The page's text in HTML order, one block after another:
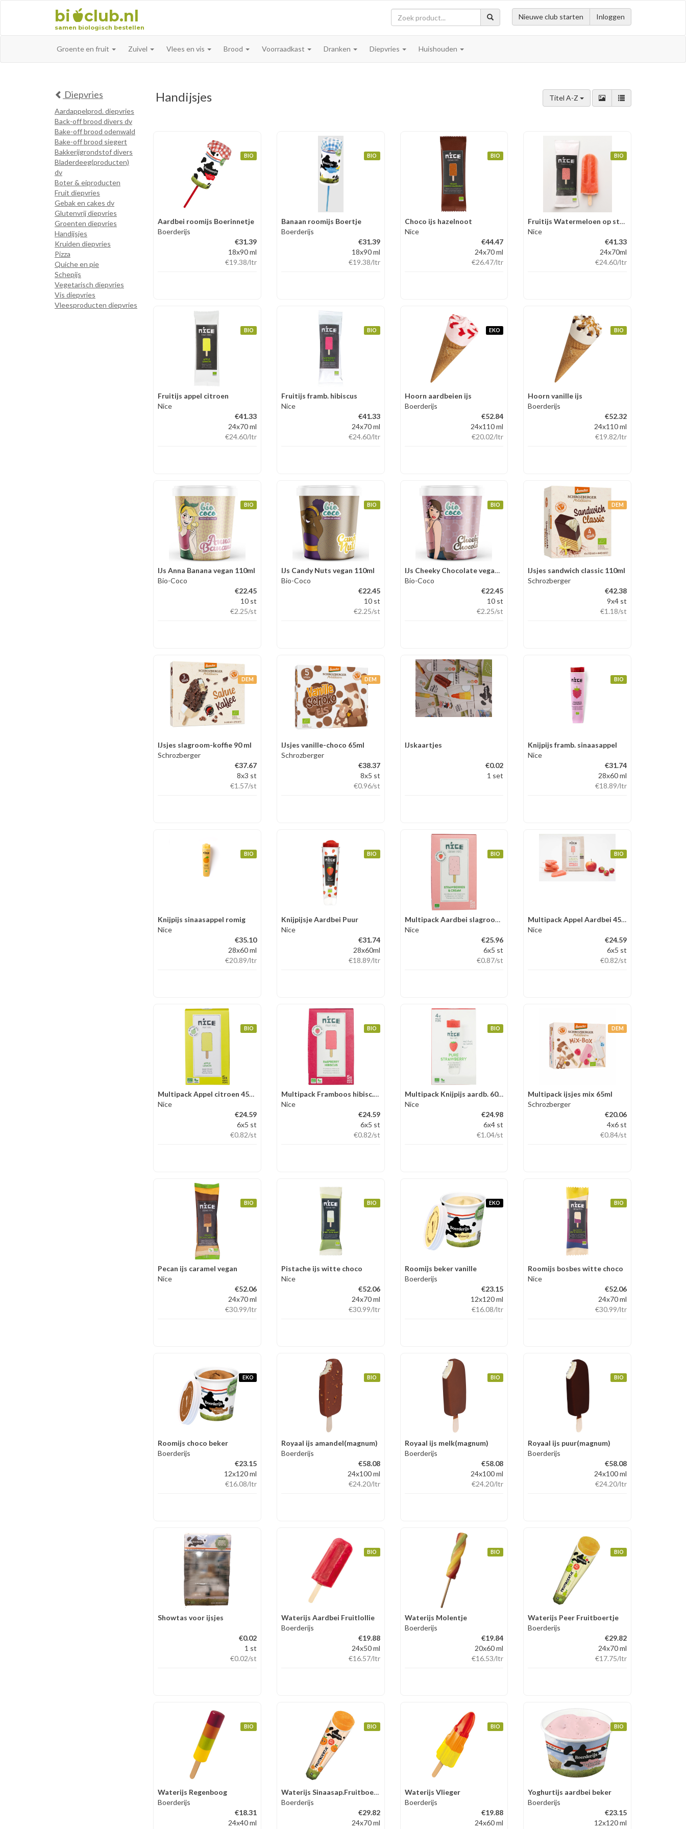
bi club.nl
samen biologisch bestellen
Nieuwe club starten Inloggen
Groente en fruit Zuivel Vlees en vis Brood Voorraadkast Dranken Diepvries Huishouden
Diepvries
Aardappelprod. diepvries
Back-off brood divers dv
Bake-off brood odenwald
Bake-off brood siegert
Bakkerijgrondstof divers
Bladerdeeg(producten)
dv
Boter & eiproducten
Fruit diepvries
Gebak en cakes dv
Glutenvrij diepvries
Groenten diepvries
Handijsjes
Kruiden diepvries
Pizza
Quiche en pie
Schepijs
Vegetarisch diepvries
Vis diepvries
Vleesproducten diepvries
Handijsjes Titel A-Z
BIO
Aardbei roomijs Boerinnetje
Boerderijs
€31.39
18x90 ml
€19.38/ltr
BIO
Banaan roomijs Boertje
Boerderijs
€31.39
18x90 ml
€19.38/ltr
BIO
Choco ijs hazelnoot
Nice
€44.47
24x70 ml
€26.47/ltr
BIO
Fruitijs Watermeloen op stok
Nice
€41.33
24x70ml
€24.60/ltr
BIO
Fruitijs appel citroen
Nice
€41.33
24x70 ml
€24.60/ltr
BIO
Fruitijs framb. hibiscus
Nice
€41.33
24x70 ml
€24.60/ltr
EKO
Hoorn aardbeien ijs
Boerderijs
€52.84
24x110 ml
€20.02/ltr
BIO
Hoorn vanille ijs
Boerderijs
€52.32
24x110 ml
€19.82/ltr
BIO
IJs Anna Banana vegan 110ml
Bio-Coco
€22.45
10 st
€2.25/st
BIO
IJs Candy Nuts vegan 110ml
Bio-Coco
€22.45
10 st
€2.25/st
BIO
IJs Cheeky Chocolate vegan 110
Bio-Coco
€22.45
10 st
€2.25/st
DEM
IJsjes sandwich classic 110ml
Schrozberger
€42.38
9x4 st
€1.18/st
DEM
IJsjes slagroom-koffie 90 ml
Schrozberger
€37.67
8x3 st
€1.57/st
DEM
IJsjes vanille-choco 65ml
Schrozberger
€38.37
8x5 st
€0.96/st
IJskaartjes
€0.02
1 set
BIO
Knijpijs framb. sinaasappel
Nice
€31.74
28x60 ml
€18.89/ltr
BIO
Knijpijs sinaasappel romig
Nice
€35.10
28x60 ml
€20.89/ltr
BIO
Knijpijsje Aardbei Puur
Nice
€31.74
28x60ml
€18.89/ltr
BIO
Multipack Aardbei slagroom 45m
Nice
€25.96
6x5 st
€0.87/st
BIO
Multipack Appel Aardbei 45ml
Nice
€24.59
6x5 st
€0.82/st
BIO
Multipack Appel citroen 45ml
Nice
€24.59
6x5 st
€0.82/st
BIO
Multipack Framboos hibisc.45ml
Nice
€24.59
6x5 st
€0.82/st
BIO
Multipack Knijpijs aardb. 60ml
Nice
€24.98
6x4 st
€1.04/st
DEM
Multipack ijsjes mix 65ml
Schrozberger
€20.06
4x6 st
€0.84/st
BIO
Pecan ijs caramel vegan
Nice
€52.06
24x70 ml
€30.99/ltr
BIO
Pistache ijs witte choco
Nice
€52.06
24x70 ml
€30.99/ltr
EKO
Roomijs beker vanille
Boerderijs
€23.15
12x120 ml
€16.08/ltr
BIO
Roomijs bosbes witte choco
Nice
€52.06
24x70 ml
€30.99/ltr
EKO
Roomijs choco beker
Boerderijs
€23.15
12x120 ml
€16.08/ltr
BIO
Royaal ijs amandel(magnum)
Boerderijs
€58.08
24x100 ml
€24.20/ltr
BIO
Royaal ijs melk(magnum)
Boerderijs
€58.08
24x100 ml
€24.20/ltr
BIO
Royaal ijs puur(magnum)
Boerderijs
€58.08
24x100 ml
€24.20/ltr
Showtas voor ijsjes
€0.02
1 st
€0.02/st
BIO
Waterijs Aardbei Fruitlollie
Boerderijs
€19.88
24x50 ml
€16.57/ltr
BIO
Waterijs Molentje
Boerderijs
€19.84
20x60 ml
€16.53/ltr
BIO
Waterijs Peer Fruitboertje
Boerderijs
€29.82
24x70 ml
€17.75/ltr
BIO
Waterijs Regenboog
Boerderijs
€18.31
24x40 ml
BIO
Waterijs Sinaasap.Fruitboertje
Boerderijs
€29.82
24x70 ml
BIO
Waterijs Vlieger
Boerderijs
€19.88
24x60 ml
BIO
Yoghurtijs aardbei beker
Boerderijs
€23.15
12x120 ml